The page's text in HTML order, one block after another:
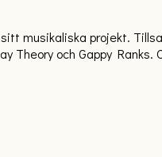
musikaliska projekt.
Theory och Gappy